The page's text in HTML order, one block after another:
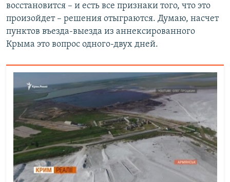
восстановится – и есть все признаки того, что это
произойдет – решения отыграются. Думаю, насчет
пунктов въезда-выезда из аннексированного
Крыма это вопрос одного-двух дней.